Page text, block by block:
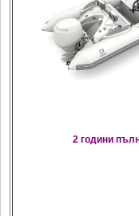
2 години